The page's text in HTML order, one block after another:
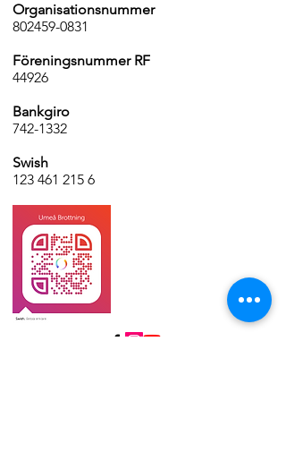
Organisationsnummer
802459-0831
Föreningsnummer RF
44926
Bankgiro
742-1332
Swish
123 461 215 6